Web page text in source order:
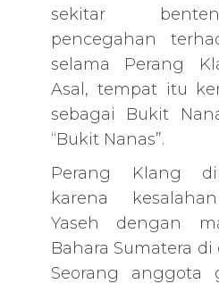
sekitar
pencegahan
selama Perang
Asal, tempat itu
sebagai Bukit
“Bukit Nanas”.
Perang Klang
karena
Yaseh dengan
Bahara Sumatera
Seorang anggota